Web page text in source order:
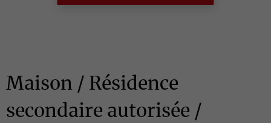
Maison / Résidence
secondaire autorisée /